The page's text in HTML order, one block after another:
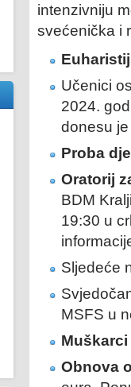
intenzivniju
svećenička i
Učenici
2024.
donesu
Proba
Oratorij
BDM
19:30 u
Sljedeće
MSFS u
Obnova